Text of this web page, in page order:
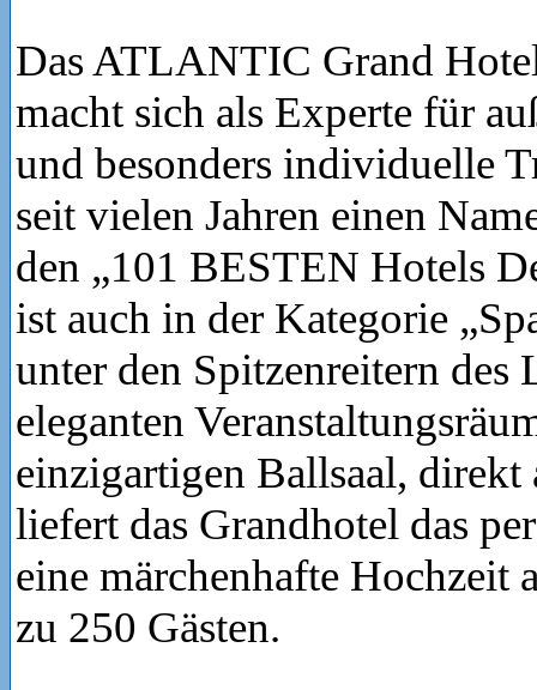
Das ATLANTIC Grand
macht sich als Experte für
und besonders individuelle
seit vielen Jahren einen
den „101 BESTEN Hotels
ist auch in der Kategorie
unter den Spitzenreitern des
eleganten
einzigartigen Ballsaal, direkt
liefert das Grandhotel das
eine märchenhafte Hochzeit
zu 250 Gästen.